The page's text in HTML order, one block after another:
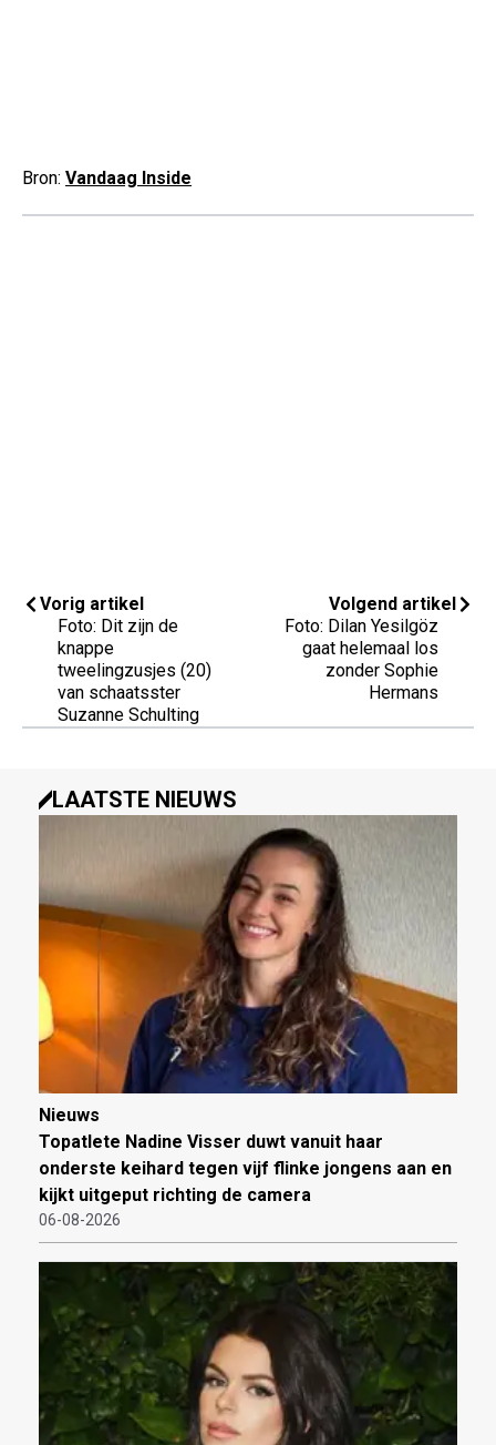
Bron: Vandaag Inside
Vorig artikel
Foto: Dit zijn de
knappe
tweelingzusjes (20)
van schaatsster
Suzanne Schulting
Volgend artikel
Foto: Dilan Yesilgöz
gaat helemaal los
zonder Sophie
Hermans
LAATSTE NIEUWS
Nieuws
Topatlete Nadine Visser duwt vanuit haar
onderste keihard tegen vijf flinke jongens aan en
kijkt uitgeput richting de camera
06-08-2026